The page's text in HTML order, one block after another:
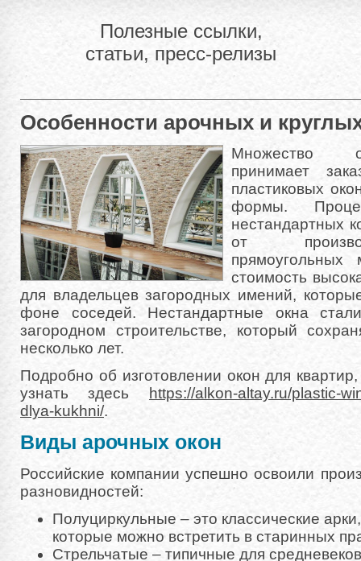
Полезные ссылки,
статьи, пресс-релизы
Особенности арочных и
Множество
принимает
пластиковых
формы.
нестандартных
от
стоимость
для владельцев загородных имений,
фоне соседей. Нестандартные окна
загородном строительстве, который
несколько лет.
Подробно об изготовлении окон для
узнать здесь
https://alkon-altay.ru/plastic-
dlya-kukhni/.
Виды арочных окон
Российские компании успешно освоили
разновидностей:
Полуциркульные – это классические
которые можно встретить в старинных
Стрельчатые – типичные для